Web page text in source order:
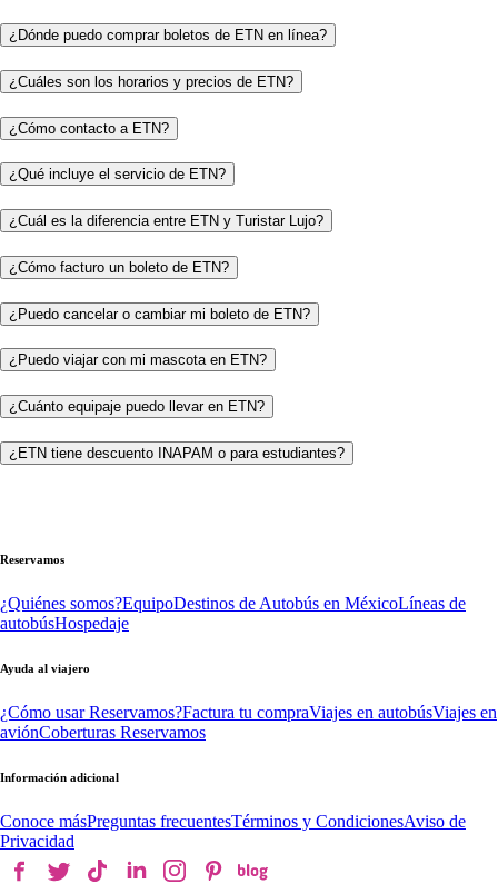
¿Dónde puedo comprar boletos de ETN en línea?
¿Cuáles son los horarios y precios de ETN?
¿Cómo contacto a ETN?
¿Qué incluye el servicio de ETN?
¿Cuál es la diferencia entre ETN y Turistar Lujo?
¿Cómo facturo un boleto de ETN?
¿Puedo cancelar o cambiar mi boleto de ETN?
¿Puedo viajar con mi mascota en ETN?
¿Cuánto equipaje puedo llevar en ETN?
¿ETN tiene descuento INAPAM o para estudiantes?
Reservamos
¿Quiénes somos?EquipoDestinos de Autobús en MéxicoLíneas de
autobúsHospedaje
Ayuda al viajero
¿Cómo usar Reservamos?Factura tu compraViajes en autobúsViajes en
aviónCoberturas Reservamos
Información adicional
Conoce másPreguntas frecuentesTérminos y CondicionesAviso de
Privacidad